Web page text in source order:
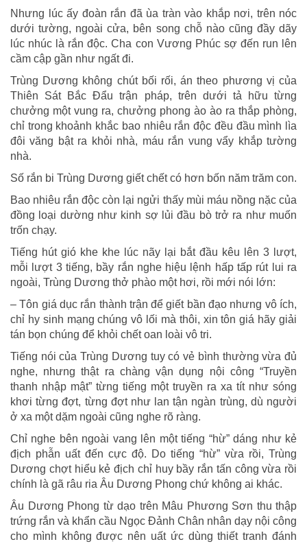
Nhưng lúc ấy đoàn rắn đã ùa tràn vào khắp nơi, trên nóc
dưới tường, ngoài cửa, bên song chỗ nào cũng đầy dãy
lúc nhúc là rắn độc. Cha con Vương Phúc sợ đến run lên
cầm cập gần như ngất đi.
Trùng Dương không chút bối rối, án theo phương vị của
Thiên Sát Bắc Đẩu trận pháp, trên dưới tả hữu từng
chưởng một vung ra, chưởng phong ào ào ra thắp phòng,
chỉ trong khoảnh khắc bao nhiêu rắn độc đều đầu mình lìa
đôi văng bật ra khỏi nhà, máu rắn vung vẩy khắp tường
nhà.
Số rắn bi Trùng Dương giết chết có hơn bốn năm trăm con.
Bao nhiêu rắn độc còn lại ngửi thấy mùi máu nồng nặc của
đồng loại dường như kinh sợ lủi đầu bò trở ra như muốn
trốn chạy.
Tiếng hút gió khe khe lúc nãy lại bắt đầu kêu lên 3 lượt,
mỗi lượt 3 tiếng, bầy rắn nghe hiệu lệnh hấp tấp rút lui ra
ngoài, Trùng Dương thở phào một hơi, rồi mới nói lớn:
– Tôn giá dục rắn thành trận để giết bần đạo nhưng vô ích,
chỉ hy sinh mạng chúng vô lối mà thôi, xin tôn giá hãy giải
tán bọn chúng để khỏi chết oan loài vô tri.
Tiếng nói của Trùng Dương tuy có vẻ bình thường vừa đủ
nghe, nhưng thật ra chàng vận dụng nội công “Truyền
thanh nhập mật” từng tiếng một truyền ra xa tít như sóng
khơi từng đợt, từng đợt như lan tận ngàn trùng, dù người
ở xa một dặm ngoài cũng nghe rõ ràng.
Chỉ nghe bên ngoài vang lên một tiếng “hừ” dáng như kẻ
địch phẫn uất đến cực độ. Do tiếng “hừ” vừa rồi, Trùng
Dương chợt hiểu kẻ địch chỉ huy bầy rắn tấn công vừa rồi
chính là gã râu ria Âu Dương Phong chứ không ai khác.
Âu Dương Phong từ dạo trên Mâu Phương Sơn thu thập
trứng rắn và khẩn cầu Ngọc Đảnh Chân nhân dạy nội công
cho mình không được nên uất ức dùng thiết tranh đánh